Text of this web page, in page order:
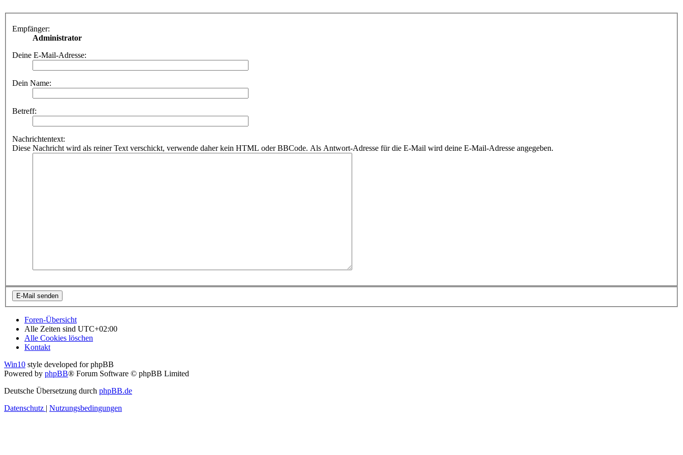
Empfänger:
Administrator
Deine E-Mail-Adresse:
Dein Name:
Betreff:
Nachrichtentext:
Diese Nachricht wird als reiner Text verschickt, verwende daher kein HTML oder BBCode. Als Antwort-Adresse für die E-Mail wird deine E-Mail-Adresse angegeben.
Foren-Übersicht
Alle Zeiten sind UTC+02:00
Alle Cookies löschen
Kontakt
Win10 style developed for phpBB
Powered by phpBB® Forum Software © phpBB Limited
Deutsche Übersetzung durch phpBB.de
Datenschutz | Nutzungsbedingungen